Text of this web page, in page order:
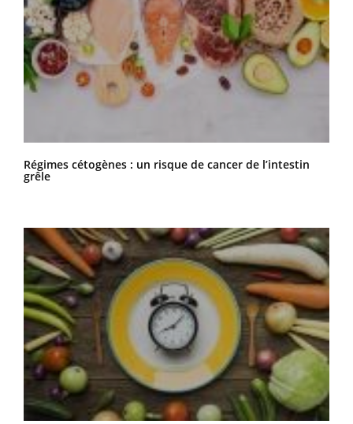
Régimes cétogènes : un risque de cancer de l’intestin
grêle